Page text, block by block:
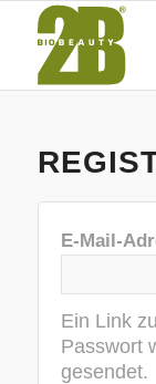
E-Mail-
Ein Link
Passwort
gesendet.